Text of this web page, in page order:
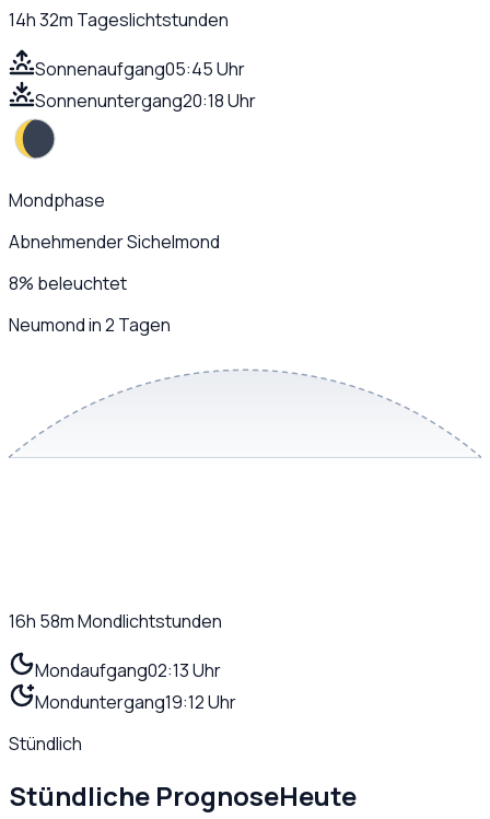
14h 32m Tageslichtstunden
Sonnenaufgang05:45 Uhr
Sonnenuntergang20:18 Uhr
Mondphase
Abnehmender Sichelmond
8% beleuchtet
Neumond in 2 Tagen
16h 58mMondlichtstunden
Mondaufgang02:13 Uhr
Monduntergang19:12 Uhr
Stündlich
Stündliche PrognoseHeute